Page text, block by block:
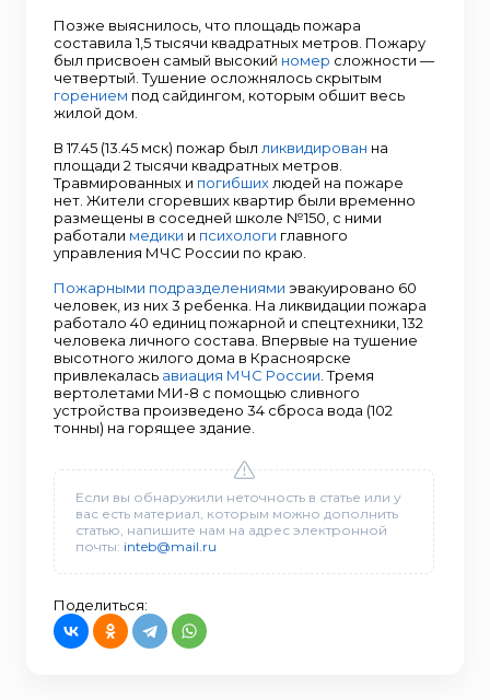
Позже выяснилось, что площадь пожара
составила 1,5 тысячи квадратных метров. Пожару
был присвоен самый высокий номер сложности —
четвертый. Тушение осложнялось скрытым
горением под сайдингом, которым обшит весь
жилой дом.
В 17.45 (13.45 мск) пожар был ликвидирован на
площади 2 тысячи квадратных метров.
Травмированных и погибших людей на пожаре
нет. Жители сгоревших квартир были временно
размещены в соседней школе №150, с ними
работали медики и психологи главного
управления МЧС России по краю.
Пожарными подразделениями эвакуировано 60
человек, из них 3 ребенка. На ликвидации пожара
работало 40 единиц пожарной и спецтехники, 132
человека личного состава. Впервые на тушение
высотного жилого дома в Красноярске
привлекалась авиация МЧС России . Тремя
вертолетами МИ-8 с помощью сливного
устройства произведено 34 сброса вода (102
тонны) на горящее здание.
Если вы обнаружили неточность в статье или у
вас есть материал, которым можно дополнить
статью, напишите нам на адрес электронной
почты: inteb@mail.ru
Поделиться: